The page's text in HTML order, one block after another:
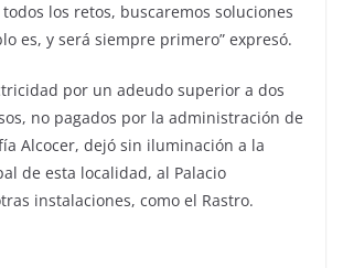
los retos, buscaremos soluciones
es, y será siempre primero” expresó.
por un adeudo superior a dos
no pagados por la administración de
Alcocer, dejó sin iluminación a la
de esta localidad, al Palacio
instalaciones, como el Rastro.